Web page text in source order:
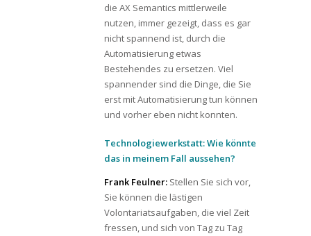
die AX Semantics mittlerweile
nutzen, immer gezeigt, dass es gar
nicht spannend ist, durch die
Automatisierung etwas
Bestehendes zu ersetzen. Viel
spannender sind die Dinge, die Sie
erst mit Automatisierung tun können
und vorher eben nicht konnten.
Technologiewerkstatt: Wie könnte
das in meinem Fall aussehen?
Frank Feulner: Stellen Sie sich vor,
Sie können die lästigen
Volontariatsaufgaben, die viel Zeit
fressen, und sich von Tag zu Tag